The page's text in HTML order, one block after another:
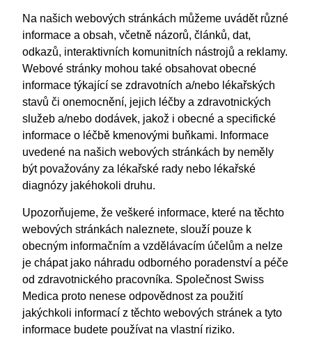
Na našich webových stránkách můžeme uvádět různé
informace a obsah, včetně názorů, článků, dat,
odkazů, interaktivních komunitních nástrojů a reklamy.
Webové stránky mohou také obsahovat obecné
informace týkající se zdravotních a/nebo lékařských
stavů či onemocnění, jejich léčby a zdravotnických
služeb a/nebo dodávek, jakož i obecné a specifické
informace o léčbě kmenovými buňkami. Informace
uvedené na našich webových stránkách by neměly
být považovány za lékařské rady nebo lékařské
diagnózy jakéhokoli druhu.
Upozorňujeme, že veškeré informace, které na těchto
webových stránkách naleznete, slouží pouze k
obecným informačním a vzdělávacím účelům a nelze
je chápat jako náhradu odborného poradenství a péče
od zdravotnického pracovníka. Společnost Swiss
Medica proto nenese odpovědnost za použití
jakýchkoli informací z těchto webových stránek a tyto
informace budete používat na vlastní riziko.